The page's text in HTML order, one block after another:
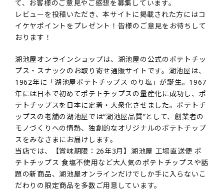
て、お客様のご意見やご感想を募集しています。
レビューを投稿いただき、本サイトに掲載された方にはコ
イケヤポイントをプレゼント！皆様のご意見をお待ちして
おります！
湖池屋オンラインショップは、湖池屋の公式のポテトチッ
プス・スナックのお取り寄せ通販サイトです。湖池屋は、
1962年に「湖池屋ポテトチップス のり塩」が誕生。1967
年には日本で初めてポテトチップスの量産化に成功し、ポ
テトチップスを日本に定着・大衆化させました。ポテトチ
ップスの老舗の湖池屋では“湖池屋品質”として、創業者の
モノづくりへの情熱、独創的なオリジナルのポテトチップ
スをみなさまにお届けします。
当店では、【賞味期限：26年3月】湖池屋 工場直送便 ポ
テトチップス 食塩不使用など大人気のポテトチップスや話
題の新商品、湖池屋オンラインだけでしか手に入らないこ
だわりの限定商品を多数ご用意しています。